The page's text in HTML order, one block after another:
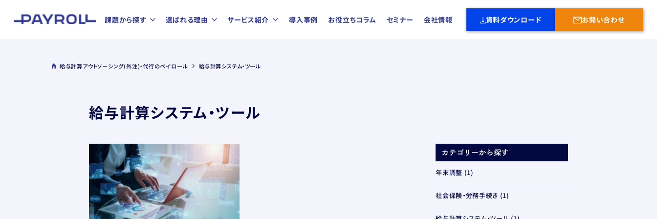
課題から探す 選ばれる理由 サービス紹介 導入事例 お役立ちコラム セミナー 会社情報 資料ダウンロード お問い合わせ
給与計算アウトソーシング(外注)・代行のペイロール 給与計算システム・ツール
給与計算システム・ツール
年末調整 (1)
社会保険・労務手続き (1)